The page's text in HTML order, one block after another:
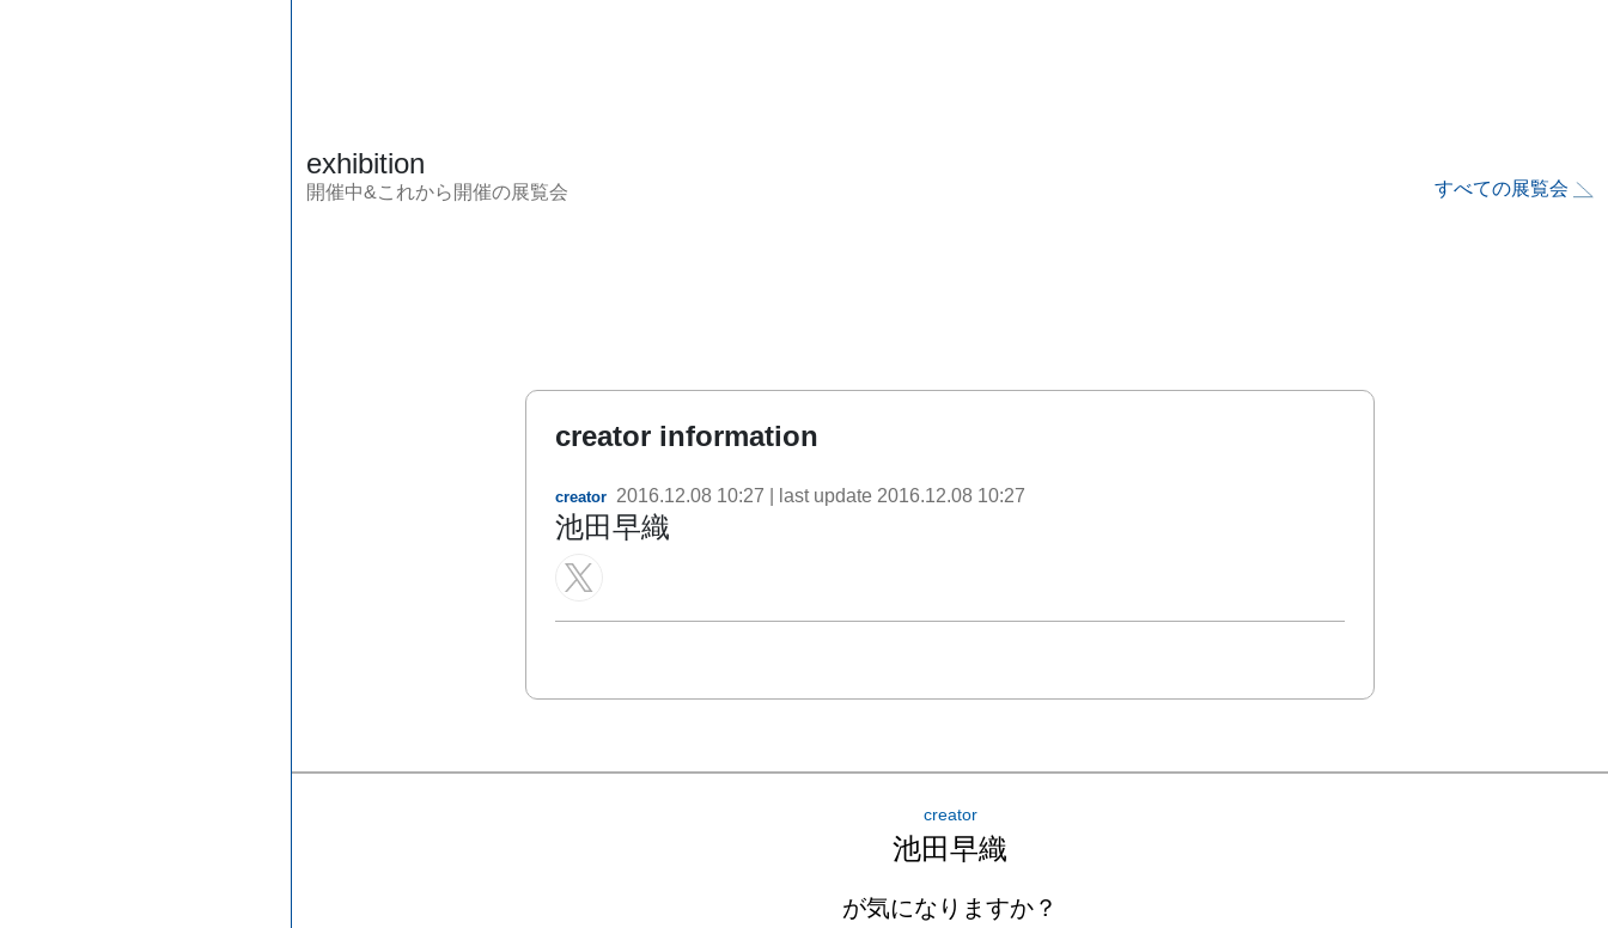
exhibition
開催中&これから開催の展覧会 すべての展覧会
creator information
creator 2016.12.08 10:27 | last update 2016.12.08 10:27
池田早織
creator
池田早織
が気になりますか？